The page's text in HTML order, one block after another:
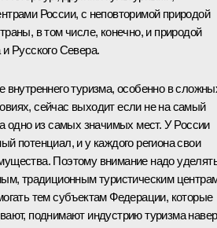
России, с неповторимой природой
в том числе, конечно, и природой
Русского Севера.
внутреннего туризма, особенно в
сейчас выходит если не на самый
одно из самых значимых мест. У России
потенциал, и у каждого региона свои
Поэтому внимание надо
традиционным туристическим
тем субъектам Федерации, которые
поднимают индустрию туризма